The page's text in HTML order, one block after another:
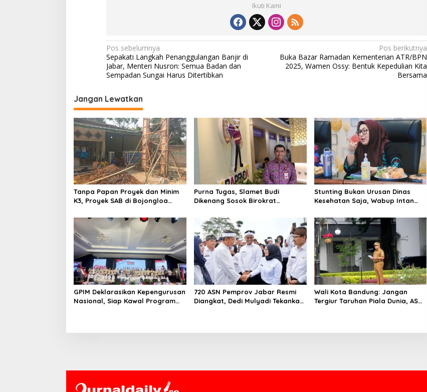
Ikuti Kami
N
a
v
i
g
a
s
i
p
o
s
Pos sebelumnya
Sepakati Langkah Penanggulangan Banjir di
Jabar, Menteri Nusron: Semua Badan dan
Sempadan Sungai Harus Ditertibkan
Pos berikutnya
Buka Bazar Ramadan Kementerian ATR/BPN
2025, Wamen Ossy: Bentuk Kepedulian Kita
Bersama
Jangan Lewatkan
Tanpa Papan Proyek dan Minim
K3, Proyek SAB di Bojongloa
Purna Tugas, Slamet Budi
Dikenang Sosok Birokrat
Generasi ASN
Stunting Bukan Urusan Dinas
Kesehatan Saja, Wabup Intan
Posyandu
GPIM Deklarasikan Kepengurusan
Nasional, Siap Kawal Program
720 ASN Pemprov Jabar Resmi
Diangkat, Dedi Mulyadi Tekankan
Wali Kota Bandung: Jangan
Tergiur Taruhan Piala Dunia, ASN